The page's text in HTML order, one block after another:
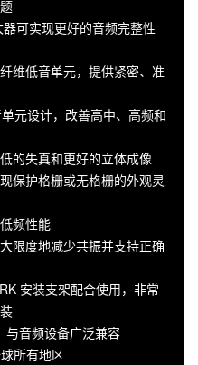
可实现更好的音频完整性
维低音单元，提供紧密、准
元设计，改善高中、高频和
的失真和更好的立体成像
保护格栅或无格栅的外观灵
频性能
限度地减少共振并支持正确
安装支架配合使用，非常
与音频设备广泛兼容
所有地区